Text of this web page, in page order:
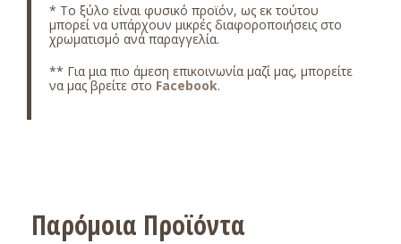
* Το ξύλο είναι φυσικό προϊόν, ως εκ τούτου
μπορεί να υπάρχουν μικρές διαφοροποιήσεις στο
χρωματισμό ανά παραγγελία.
** Για μια πιο άμεση επικοινωνία μαζί μας, μπορείτε
να μας βρείτε στο Facebook.
Παρόμοια Προϊόντα